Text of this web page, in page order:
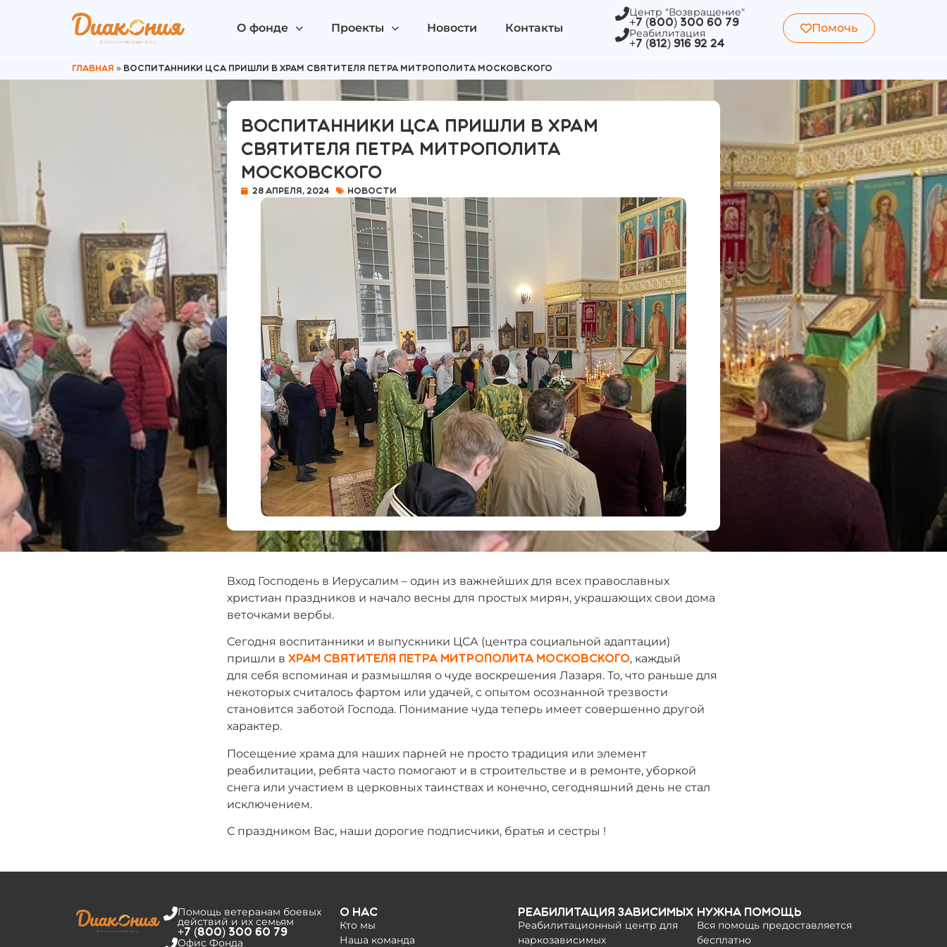
О фонде Проекты Новости Контакты
Центр "Возвращение"
+7 (800) 300 60 79
Реабилитация
+7 (812) 916 92 24
Помочь
Главная » Воспитанники ЦСА пришли в Храм Святителя Петра митрополита Московского
Воспитанники ЦСА пришли в Храм
Святителя Петра митрополита
Московского
28 апреля, 2024 Новости
Вход Господень в Иерусалим – один из важнейших для всех православных
христиан праздников и начало весны для простых мирян, украшающих свои дома
веточками вербы.
Сегодня воспитанники и выпускники ЦСА (центра социальной адаптации)
пришли в Храм Святителя Петра митрополита Московского, каждый
для себя вспоминая и размышляя о чуде воскрешения Лазаря. То, что раньше для
некоторых считалось фартом или удачей, с опытом осознанной трезвости
становится заботой Господа. Понимание чуда теперь имеет совершенно другой
характер.
Посещение храма для наших парней не просто традиция или элемент
реабилитации, ребята часто помогают и в строительстве и в ремонте, уборкой
снега или участием в церковных таинствах и конечно, сегодняшний день не стал
исключением.
С праздником Вас, наши дорогие подписчики, братья и сестры !
Помощь ветеранам боевых
действий и их семьям
+7 (800) 300 60 79
Офис Фонда
О нас
Кто мы
Наша команда
Реабилитация зависимых
Реабилитационный центр для
наркозависимых
Нужна помощь
Вся помощь предоставляется
бесплатно